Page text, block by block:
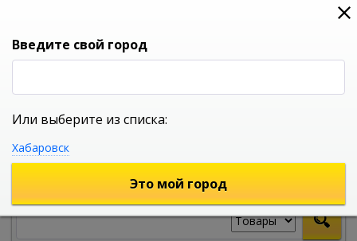
0
УНИВЕРСАЛЬНЫЙ ИНТЕРНЕТ МАГАЗИН
Введите свой город
Или выберите из списка:
Хабаровск
Это мой город